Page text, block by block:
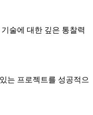
술에 대한 깊은 통찰력
는 프로젝트를 성공적으